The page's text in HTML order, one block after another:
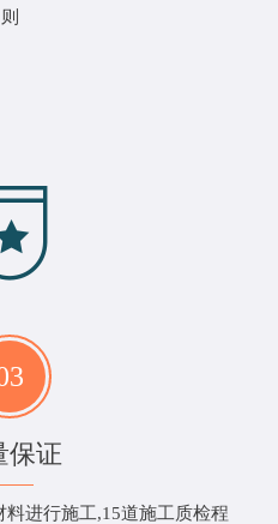
则
保证
进行施工,15道施工质检程